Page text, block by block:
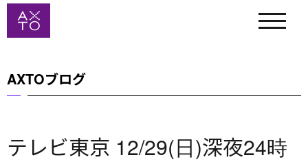
AXTOブログ
テレビ東京 12/29(日)深夜24時